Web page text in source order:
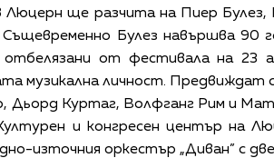
Люцерн ще разчита на Пиер Булез,
Булез навършва 90
от фестивала на 23
музикална личност. Предвиждат
Дьорд Куртаг, Волфганг Рим и
и конгресен център на
източния оркестър „Диван” с